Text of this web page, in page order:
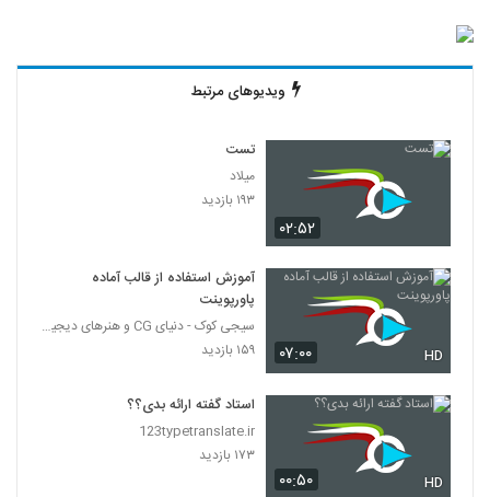
ویدیوهای مرتبط
۰۲:۵۲
تست
میلاد
۱۹۳ بازدید
۰۷:۰۰ HD
آموزش استفاده از قالب آماده
پاورپوینت
سیجی کوک - دنیای CG و هنرهای دیجیتال
۱۵۹ بازدید
۰۰:۵۰ HD
استاد گفته ارائه بدی؟؟
123typetranslate.ir
۱۷۳ بازدید